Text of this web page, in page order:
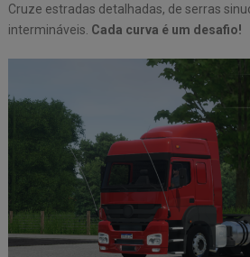
Cruze estradas detalhadas, de serras
intermináveis. Cada curva é um desafio!